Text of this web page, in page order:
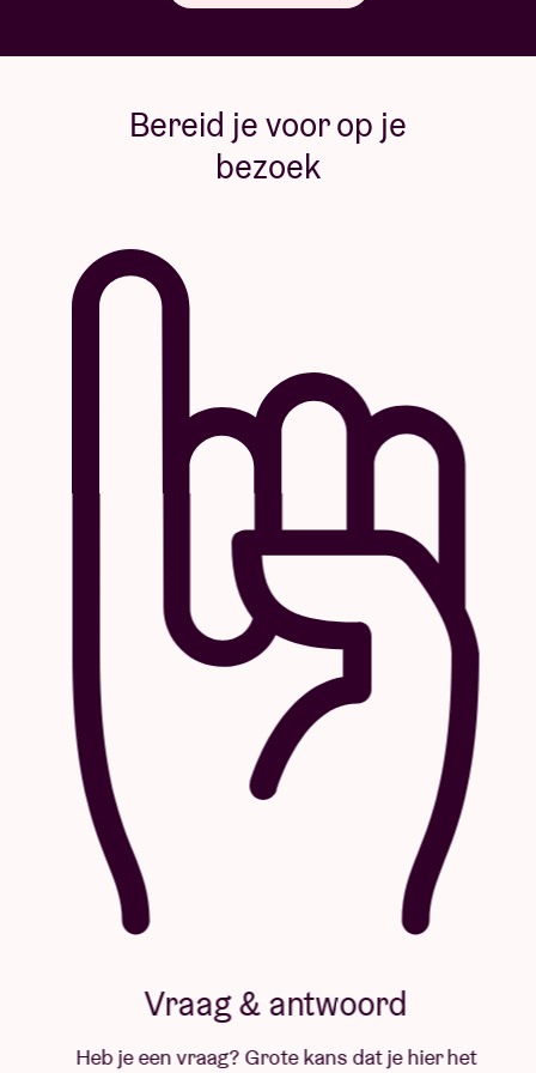
Bereid je voor op je
bezoek
Vraag & antwoord
Heb je een vraag? Grote kans dat je hier het